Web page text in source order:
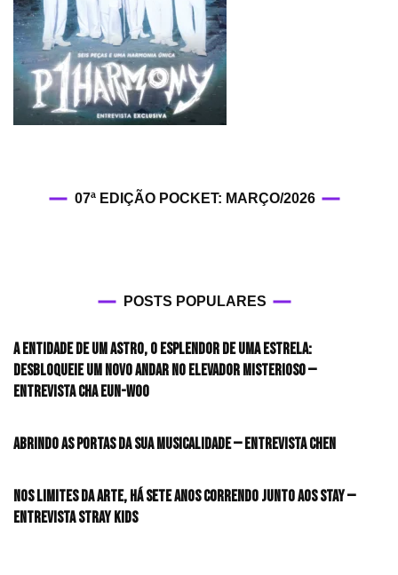
07ª EDIÇÃO POCKET: MARÇO/2026
POSTS POPULARES
A entidade de um astro, o esplendor de uma estrela:
desbloqueie um novo andar no elevador misterioso —
Entrevista CHA EUN-WOO
Abrindo as portas da sua musicalidade — Entrevista CHEN
Nos limites da arte, há sete anos correndo junto aos STAY —
Entrevista Stray Kids